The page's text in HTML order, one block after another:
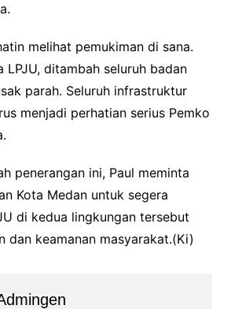
melihat pemukiman di sana.
LPJU, ditambah seluruh badan
parah. Seluruh infrastruktur
menjadi perhatian serius Pemko
penerangan ini, Paul meminta
Kota Medan untuk segera
di kedua lingkungan tersebut
dan keamanan masyarakat.(Ki)